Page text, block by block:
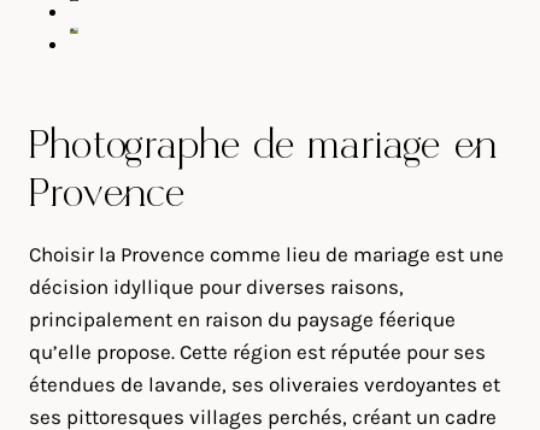
Photographe de mariage en
Provence
Choisir la Provence comme lieu de mariage est une
décision idyllique pour diverses raisons,
principalement en raison du paysage féerique
qu’elle propose. Cette région est réputée pour ses
étendues de lavande, ses oliveraies verdoyantes et
ses pittoresques villages perchés, créant un cadre